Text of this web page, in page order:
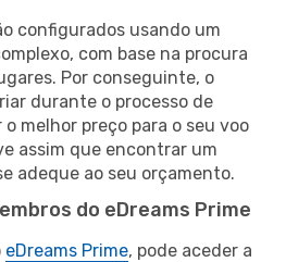
configurados usando um
com base na procura
Por conseguinte, o
durante o processo de
melhor preço para o seu voo
assim que encontrar um
adeque ao seu orçamento.
do eDreams Prime
eDreams Prime, pode aceder a